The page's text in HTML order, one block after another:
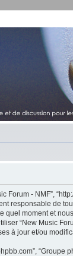
Forum - NMF”,
responsable de
quel moment et
“New Music
à jour et/ou
“Groupe